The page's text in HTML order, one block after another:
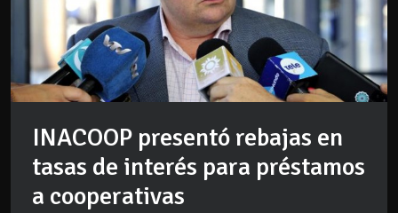
INACOOP presentó rebajas en
tasas de interés para préstamos
a cooperativas